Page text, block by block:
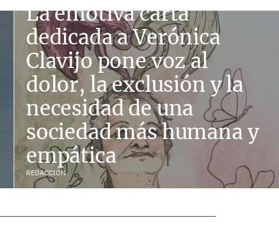
La emotiva carta
dedicada a Verónica
Clavijo pone voz al
dolor, la exclusión y la
necesidad de una
sociedad más humana y
empática
REDACCIÓN